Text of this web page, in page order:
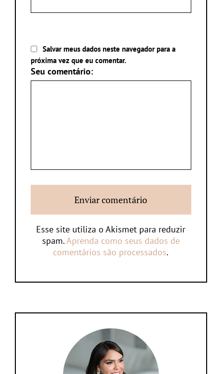
Salvar meus dados neste navegador para a
próxima vez que eu comentar.
Seu comentário:
Esse site utiliza o Akismet para reduzir
spam.Aprenda como seus dados de
comentários são processados.